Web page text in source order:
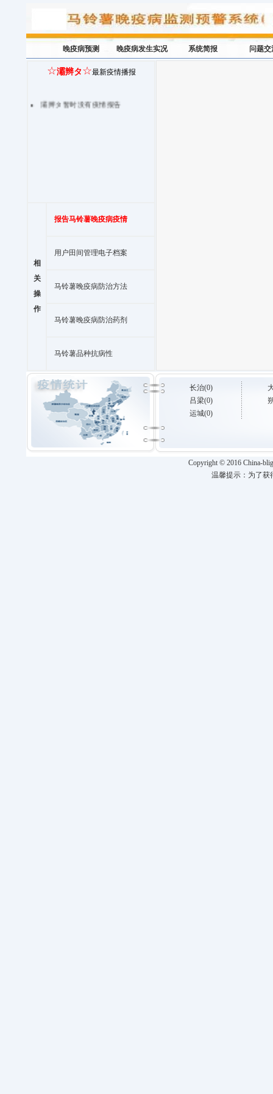
晚疫病预测 晚疫病发生实况 系统简报 问题交
☆灞辫タ ☆最新疫情播报
灞辫タ暂时没有疫情报告
相
关
操
作
报告马铃薯晚疫病疫情
用户田间管理电子档案
马铃薯晚疫病防治方法
马铃薯晚疫病防治药剂
马铃薯品种抗病性
长治(0)
吕梁(0)
运城(0)
Copyright ©2016 China-
温馨提示：为了获